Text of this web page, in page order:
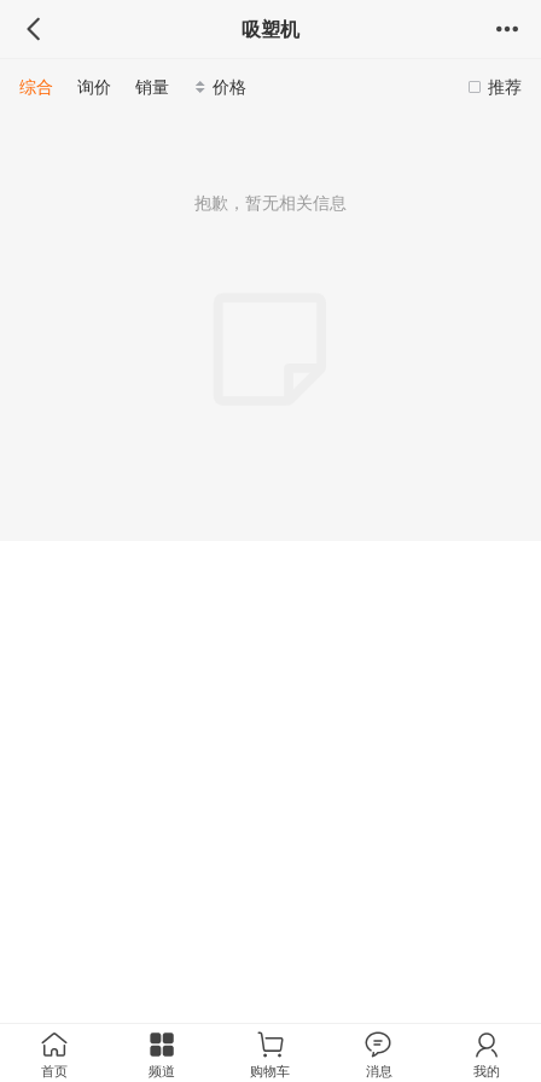
吸塑机
推荐
综合 询价 销量 价格
抱歉，暂无相关信息
首页 频道 购物车 消息 我的